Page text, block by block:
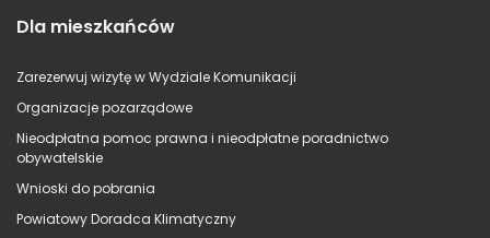
Dla mieszkańców
Zarezerwuj wizytę w Wydziale Komunikacji
Organizacje pozarządowe
Nieodpłatna pomoc prawna i nieodpłatne poradnictwo
obywatelskie
Wnioski do pobrania
Powiatowy Doradca Klimatyczny